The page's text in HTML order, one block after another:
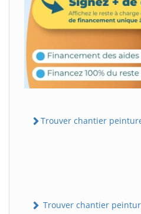
Trouver chantier
Trouver chantier